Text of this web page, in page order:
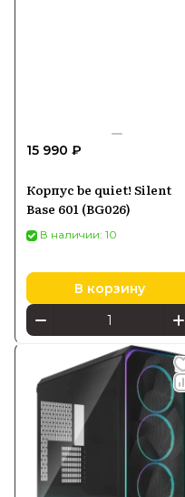
15 990 ₽
Корпус be quiet! Silent
Base 601 (BG026)
В наличии: 10
В корзину